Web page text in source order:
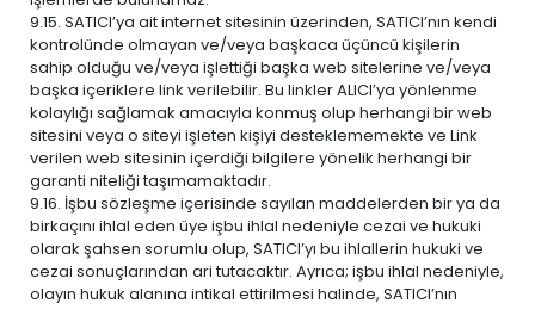
9.15. SATICI’ya ait internet sitesinin üzerinden, SATICI’nın kendi
kontrolünde olmayan ve/veya başkaca üçüncü kişilerin
sahip olduğu ve/veya işlettiği başka web sitelerine ve/veya
başka içeriklere link verilebilir. Bu linkler ALICI’ya yönlenme
kolaylığı sağlamak amacıyla konmuş olup herhangi bir web
sitesini veya o siteyi işleten kişiyi desteklememekte ve Link
verilen web sitesinin içerdiği bilgilere yönelik herhangi bir
garanti niteliği taşımamaktadır.
9.16. İşbu sözleşme içerisinde sayılan maddelerden bir ya da
birkaçını ihlal eden üye işbu ihlal nedeniyle cezai ve hukuki
olarak şahsen sorumlu olup, SATICI’yı bu ihlallerin hukuki ve
cezai sonuçlarından ari tutacaktır. Ayrıca; işbu ihlal nedeniyle,
olayın hukuk alanına intikal ettirilmesi halinde, SATICI’nın